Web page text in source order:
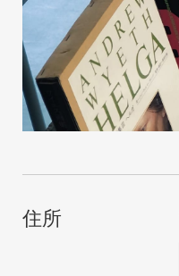
住所